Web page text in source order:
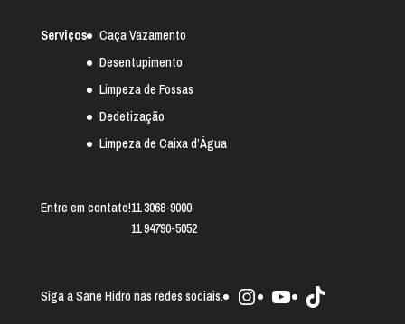
Serviços
Caça Vazamento
Desentupimento
Limpeza de Fossas
Dedetização
Limpeza de Caixa d’Água
Entre em contato!11 3068-9000
11 94790-5052
Siga a Sane Hidro nas redes sociais. Instagram
YoutubeTikTok